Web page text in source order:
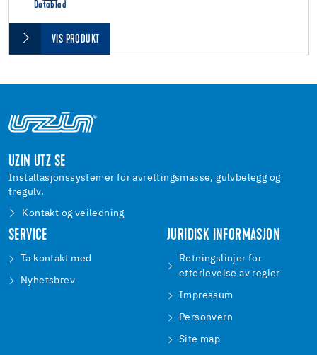
Datablad
VIS PRODUKT
UZIN UTZ SE
Installasjonssystemer for avrettingsmasse, gulvbelegg og
tregulv.
Kontakt og veiledning
SERVICE
Ta kontakt med
Nyhetsbrev
JURIDISK INFORMASJON
Retningslinjer for
etterlevelse av regler
Impressum
Personvern
Site map